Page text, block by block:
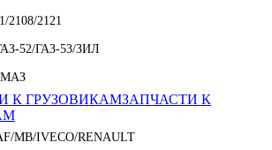
2108/2121
52/ГАЗ-53/ЗИЛ
ЗАПЧАСТИ К
MB/IVECO/RENAULT